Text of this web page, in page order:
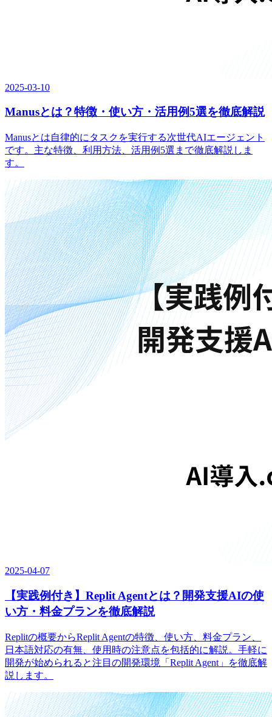
2025-03-10
Manusとは？特徴・使い方・活用例5選を徹底解説
Manusとは自律的にタスクを実行する次世代AIエージェント
です。主な特徴、利用方法、活用例5選まで徹底解説しま
す。
2025-04-07
【実践例付き】Replit Agentとは？開発支援AIの使
い方・料金プランを徹底解説
Replitの概要からReplit Agentの特徴、使い方、料金プラン、
日本語対応の有無、使用時の注意点を包括的に解説。手軽に
開発が始められると注目の開発環境「Replit Agent」を徹底解
説します。